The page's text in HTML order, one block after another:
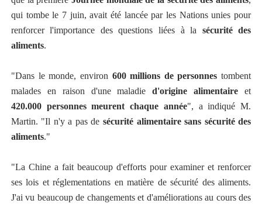
qui tombe le 7 juin, avait été lancée par les Nations unies pour
renforcer l'importance des questions liées à la sécurité des
aliments.
"Dans le monde, environ 600 millions de personnes tombent
malades en raison d'une maladied'origine alimentaire et
420.000 personnes meurent chaque année", a indiqué M.
Martin. "Il n'y a pas de sécurité alimentaire sans sécurité des
aliments."
"La Chine a fait beaucoup d'efforts pour examiner et renforcer
ses lois et réglementations en matière de sécurité des aliments.
J'ai vu beaucoup de changements et d'améliorations au cours des